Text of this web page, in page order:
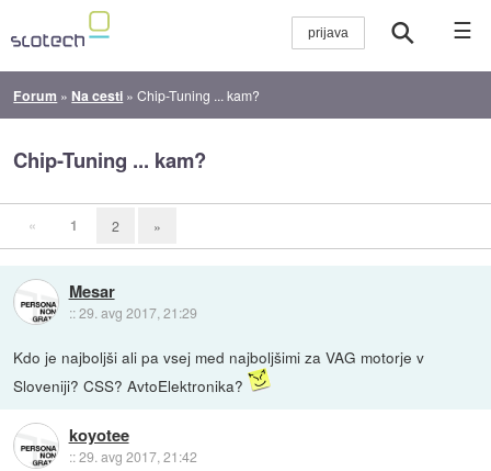
☰
Forum » Na cesti »Chip-Tuning ... kam?
Chip-Tuning ... kam?
« 1 2 »
Mesar
::29. avg 2017, 21:29
Kdo je najboljši ali pa vsej med najboljšimi za VAG motorje v
Sloveniji? CSS? AvtoElektronika?
koyotee
::29. avg 2017, 21:42